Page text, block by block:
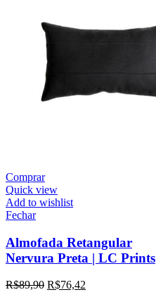
Comprar
Quick view
Add to wishlist
Fechar
Almofada Retangular
Nervura Preta | LC Prints
R$89,90 R$76,42